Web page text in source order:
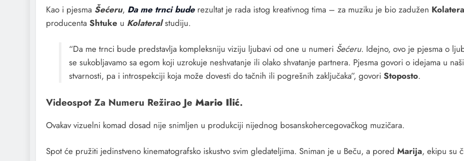
Kao i pjesma Šećeru, Da me trnci buderezultat je rada istog kreativnog tima – za muziku je bio zadužen
producenta Shtuke u Kolateral studiju.
“Da me trnci bude predstavlja kompleksniju viziju ljubavi od one u numeri Šećeru. Idejno, ovo je pjesma o
se sukobljavamo sa egom koji uzrokuje neshvatanje ili olako shvatanje partnera. Pjesma govori o idejama u
stvarnosti, pa i introspekciji koja može dovesti do tačnih ili pogrešnih zaključaka”, govori Stoposto.
Videospot Za Numeru Režirao Je Mario Ilić.
Ovakav vizuelni komad dosad nije snimljen u produkciji nijednog bosanskohercegovačkog muzičara.
Spot će pružiti jedinstveno kinematografsko iskustvo svim gledateljima. Sniman je u Beču, a pored Marija, ekipu su